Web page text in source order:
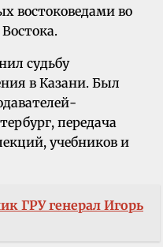
востоковедами во
судьбу
в Казани. Был
передача
учебников и
ГРУ генерал Игорь